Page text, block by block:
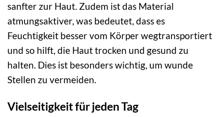
sanfter zur Haut. Zudem ist das Material
atmungsaktiver, was bedeutet, dass es
Feuchtigkeit besser vom Körper wegtransportiert
und so hilft, die Haut trocken und gesund zu
halten. Dies ist besonders wichtig, um wunde
Stellen zu vermeiden.
Vielseitigkeit für jeden Tag